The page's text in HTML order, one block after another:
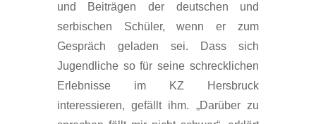
und Beiträgen der deutschen und
serbischen Schüler, wenn er zum
Gespräch geladen sei. Dass sich
Jugendliche so für seine schrecklichen
Erlebnisse im KZ Hersbruck
interessieren, gefällt ihm. „Darüber zu